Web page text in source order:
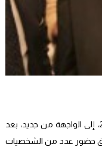
سنة 2012، إلى الواجهة من جديد، بعد
حضور عدد من الشخصيات